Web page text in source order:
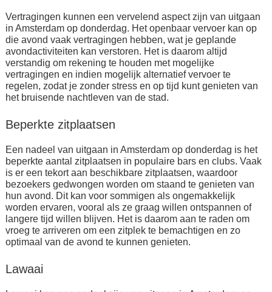
Vertragingen kunnen een vervelend aspect zijn van uitgaan
in Amsterdam op donderdag. Het openbaar vervoer kan op
die avond vaak vertragingen hebben, wat je geplande
avondactiviteiten kan verstoren. Het is daarom altijd
verstandig om rekening te houden met mogelijke
vertragingen en indien mogelijk alternatief vervoer te
regelen, zodat je zonder stress en op tijd kunt genieten van
het bruisende nachtleven van de stad.
Beperkte zitplaatsen
Een nadeel van uitgaan in Amsterdam op donderdag is het
beperkte aantal zitplaatsen in populaire bars en clubs. Vaak
is er een tekort aan beschikbare zitplaatsen, waardoor
bezoekers gedwongen worden om staand te genieten van
hun avond. Dit kan voor sommigen als ongemakkelijk
worden ervaren, vooral als ze graag willen ontspannen of
langere tijd willen blijven. Het is daarom aan te raden om
vroeg te arriveren om een zitplek te bemachtigen en zo
optimaal van de avond te kunnen genieten.
Lawaai